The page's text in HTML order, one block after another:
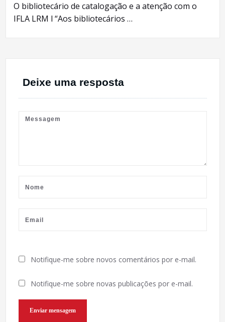
O bibliotecário de catalogação e a atenção com o
IFLA LRM l “Aos bibliotecários …
Deixe uma resposta
Notifique-me sobre novos comentários por e-mail.
Notifique-me sobre novas publicações por e-mail.